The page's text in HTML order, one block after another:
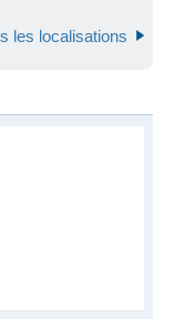
les localisations